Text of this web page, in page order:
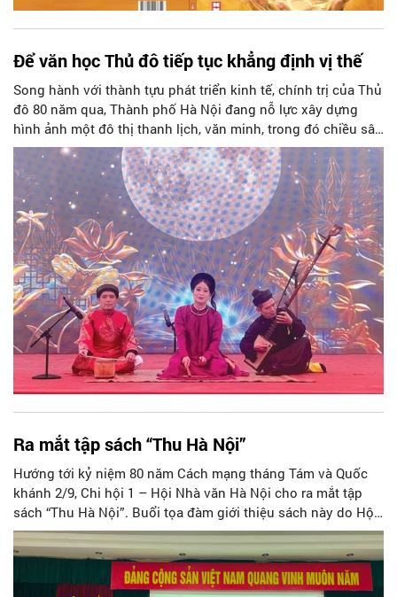
Để văn học Thủ đô tiếp tục khẳng định vị thế
Song hành với thành tựu phát triển kinh tế, chính trị của Thủ
đô 80 năm qua, Thành phố Hà Nội đang nỗ lực xây dựng
hình ảnh một đô thị thanh lịch, văn minh, trong đó chiều sâu
văn hóa được thể hiện qua các tác phẩm văn học nghệ thuật
(VHNT) gắn bó với đời sống nhân dân Thủ đô. Nói riêng về
diện mạo văn học, bên cạnh những thành tựu to lớn mà các
nhà văn Hà Nội đóng góp trong hai cuộc kháng chiến chống
Pháp và Mỹ thì các tác phẩm văn học có quy mô và chất
lượng cao ở thời kỳ đổi mới vẫn còn thưa vắng, thậm chí mờ
nhạt. Nhìn lại chặng đường sáng tạo văn chương của các
nhà văn dưới mái nhà chung - Hội Nhà văn Hà Nội, đặc biệt
trong 20 năm trở lại đây có thể thấy rõ điều đó.
Ra mắt tập sách “Thu Hà Nội”
Hướng tới kỷ niệm 80 năm Cách mạng tháng Tám và Quốc
khánh 2/9, Chi hội 1 – Hội Nhà văn Hà Nội cho ra mắt tập
sách “Thu Hà Nội”. Buổi tọa đàm giới thiệu sách này do Hội
Nhà văn Hà Nội tổ chức sáng 29/8, thu hút đông đảo hội
viên tham dự.